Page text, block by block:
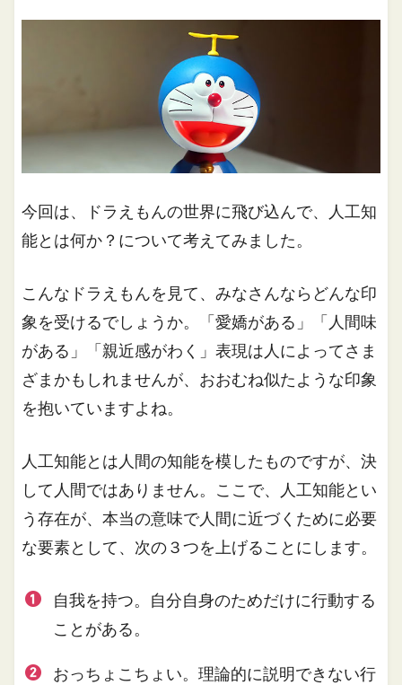
今回は、ドラえもんの世界に飛び込んで、人工知
能とは何か？について考えてみました。
こんなドラえもんを見て、みなさんならどんな印
象を受けるでしょうか。「愛嬌がある」「人間味
がある」「親近感がわく」表現は人によってさま
ざまかもしれませんが、おおむね似たような印象
を抱いていますよね。
人工知能とは人間の知能を模したものですが、決
して人間ではありません。ここで、人工知能とい
う存在が、本当の意味で人間に近づくために必要
な要素として、次の３つを上げることにします。
自我を持つ。自分自身のためだけに行動する
ことがある。
おっちょこちょい。理論的に説明できない行